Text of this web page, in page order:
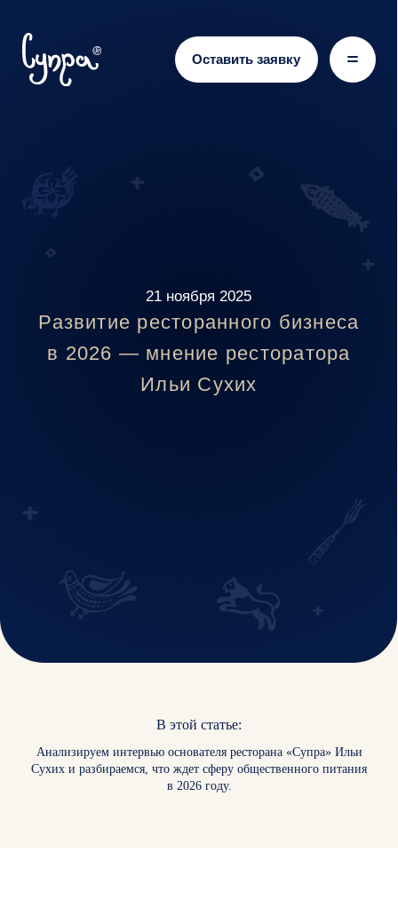
Оставить заявку
Развитие ресторанного бизнеса
Ильи Сухих
В этой статье:
Анализируем интервью основателя ресторана «Супра» Ильи
Сухих и разбираемся, что ждет сферу общественного питания
в 2026 году.